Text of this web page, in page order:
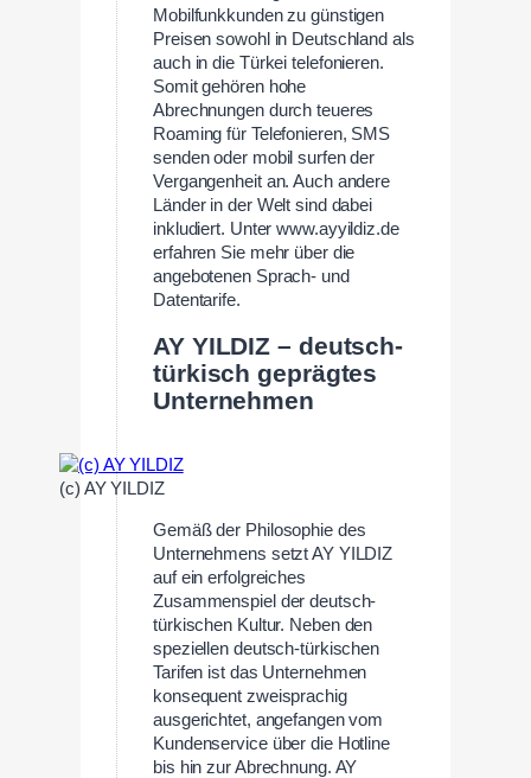
Mobilfunkkunden zu günstigen
Preisen sowohl in Deutschland als
auch in die Türkei telefonieren.
Somit gehören hohe
Abrechnungen durch teueres
Roaming für Telefonieren, SMS
senden oder mobil surfen der
Vergangenheit an. Auch andere
Länder in der Welt sind dabei
inkludiert. Unter www.ayyildiz.de
erfahren Sie mehr über die
angebotenen Sprach- und
Datentarife.
AY YILDIZ – deutsch-
türkisch geprägtes
Unternehmen
(c) AY YILDIZ
Gemäß der Philosophie des
Unternehmens setzt AY YILDIZ
auf ein erfolgreiches
Zusammenspiel der deutsch-
türkischen Kultur. Neben den
speziellen deutsch-türkischen
Tarifen ist das Unternehmen
konsequent zweisprachig
ausgerichtet, angefangen vom
Kundenservice über die Hotline
bis hin zur Abrechnung. AY